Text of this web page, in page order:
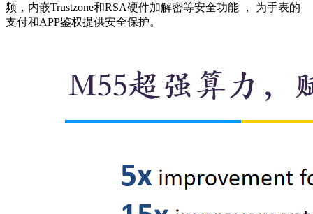
频，内嵌Trustzone和RSA硬件加解密等安全功能 ， 为手表的
支付和APP鉴权提供安全保护。